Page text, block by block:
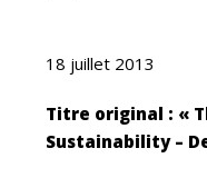
18 juillet 2013
Titre original : «
Sustainability –